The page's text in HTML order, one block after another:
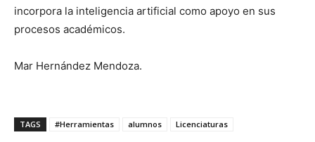
incorpora la inteligencia artificial como apoyo en sus
procesos académicos.
Mar Hernández Mendoza.
TAGS #Herramientas alumnos Licenciaturas